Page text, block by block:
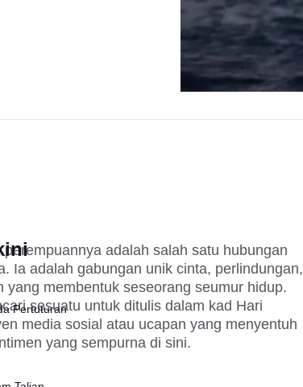
adalah salah satu hubungan
Ia adalah gabungan unik cinta, perlindungan,
yang membentuk seseorang seumur hidup.
sesuatu untuk ditulis dalam kad Hari
media sosial atau ucapan yang menyentuh
yang sempurna di sini.
Pertuturan